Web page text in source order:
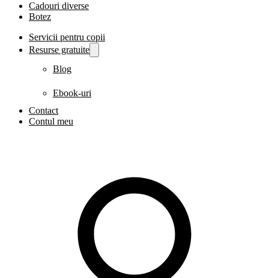
Cadouri diverse
Botez
Servicii pentru copii
Resurse gratuite
Blog
Ebook-uri
Contact
Contul meu